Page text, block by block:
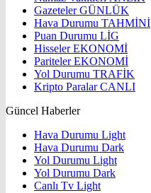
GazetelerGÜNLÜK
Hava Durumu TAHMİNİ
Puan Durumu LİG
HisselerEKONOMİ
ParitelerEKONOMİ
Yol Durumu TRAFİK
Kripto ParalarCANLI
Güncel Haberler
Hava Durumu Light
Hava Durumu Dark
Yol Durumu Light
Yol Durumu Dark
Canlı Tv Light